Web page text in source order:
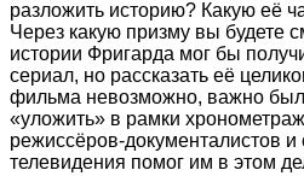
разложить историю? Какую её
Через какую призму вы будете
истории Фригарда мог бы
сериал, но рассказать её
фильма невозможно, важно
«уложить» в рамки
режиссёров-документалистов и
телевидения помог им в этом